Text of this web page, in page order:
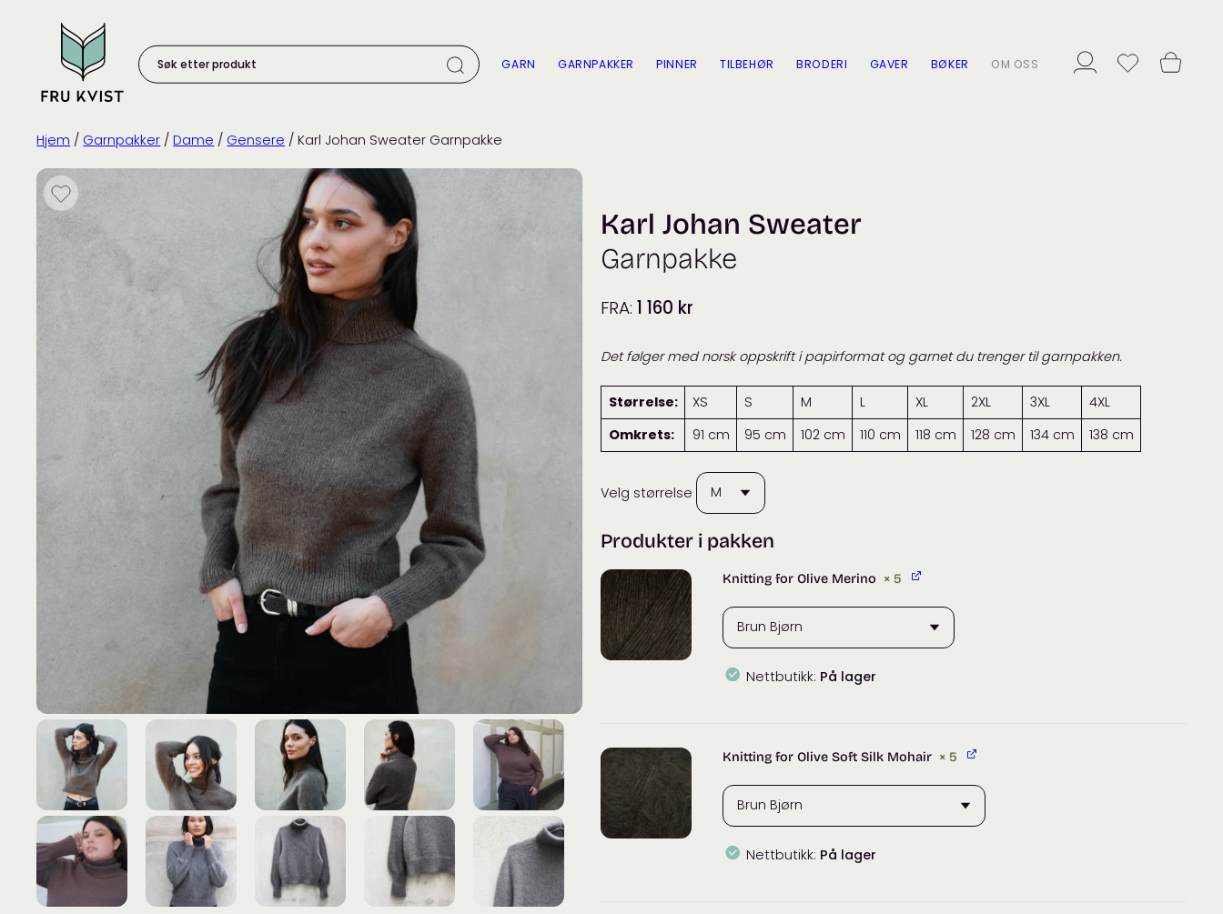
content
etter
produkt:
GARN GARNPAKKER PINNER TILBEHØR BRODERI GAVER BØKER OM OSS
Hjem / Garnpakker / Dame / Gensere / Karl Johan Sweater Garnpakke
Karl Johan Sweater
Garnpakke
FRA:1 160 kr
Det følger med norsk oppskrift i papirformat og garnet du trenger til garnpakken.
Størrelse: XS S M L XL 2XL 3XL
4XL
Omkrets:
91 cm 95 cm 102 cm 110 cm 118 cm 128 cm 134 cm 138 cm
Velg størrelse
Produkter i pakken
Knitting for Olive Merino × 5
Nettbutikk: På lager
Merino
antall
Knitting for Olive Soft Silk Mohair × 5
Nettbutikk: På lager